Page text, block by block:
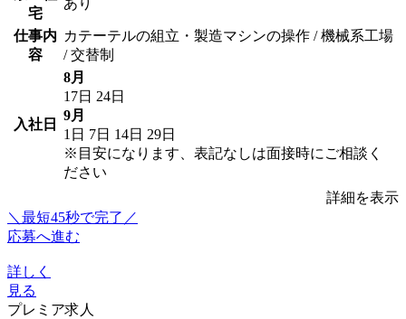
宅
あり
仕事内
容
カテーテルの組立・製造マシンの操作 / 機械系工場
/ 交替制
入社日
8月
17日 24日
9月
1日 7日 14日 29日
※目安になります、表記なしは面接時にご相談く
ださい
詳細を表示
＼最短45秒で完了／
応募へ進む
詳しく
見る
プレミア求人